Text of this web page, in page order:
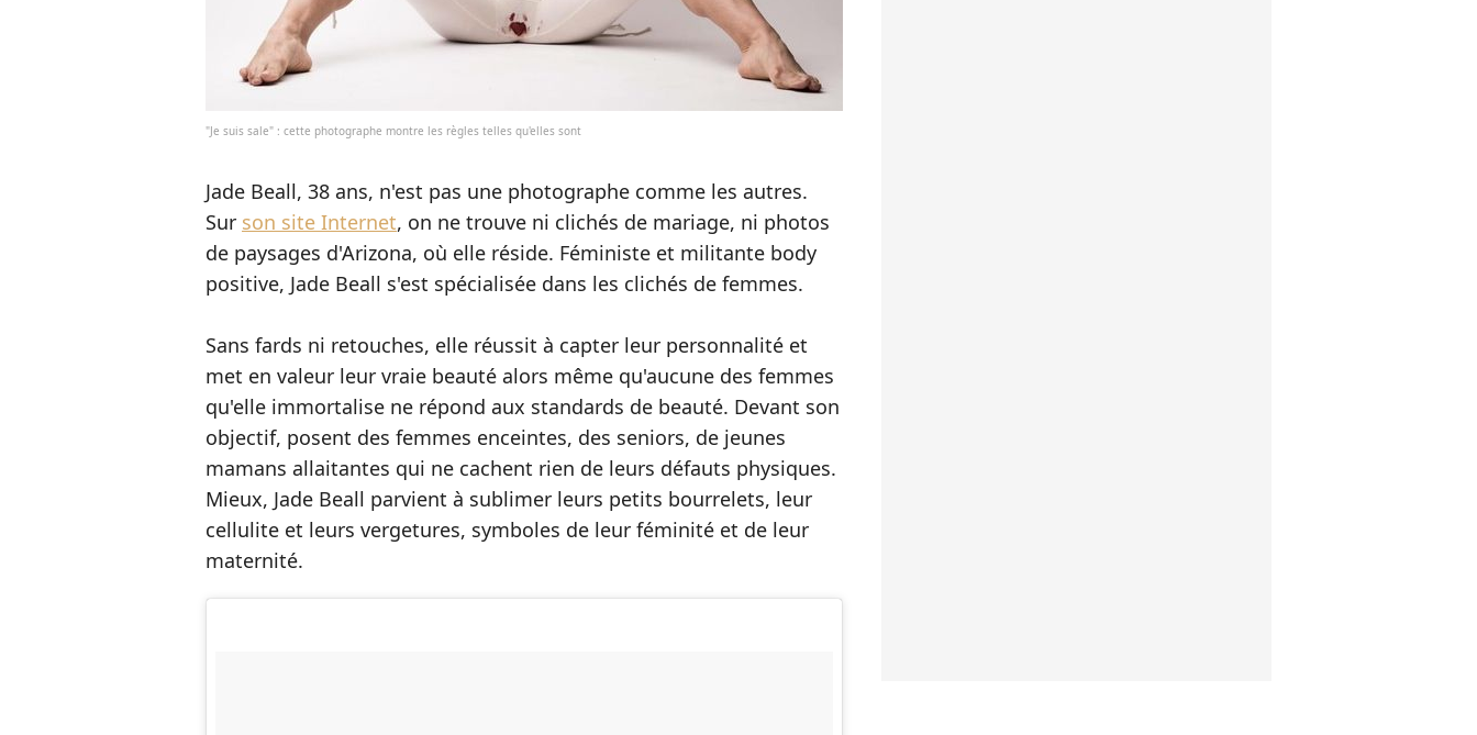
"Je suis sale" : cette photographe montre les règles telles qu'elles sont
Jade Beall, 38 ans, n'est pas une photographe comme les autres.
Sur son site Internet, on ne trouve ni clichés de mariage, ni photos
de paysages d'Arizona, où elle réside. Féministe et militante body
positive, Jade Beall s'est spécialisée dans les clichés de femmes.
Sans fards ni retouches, elle réussit à capter leur personnalité et
met en valeur leur vraie beauté alors même qu'aucune des femmes
qu'elle immortalise ne répond aux standards de beauté. Devant son
objectif, posent des femmes enceintes, des seniors, de jeunes
mamans allaitantes qui ne cachent rien de leurs défauts physiques.
Mieux, Jade Beall parvient à sublimer leurs petits bourrelets, leur
cellulite et leurs vergetures, symboles de leur féminité et de leur
maternité.